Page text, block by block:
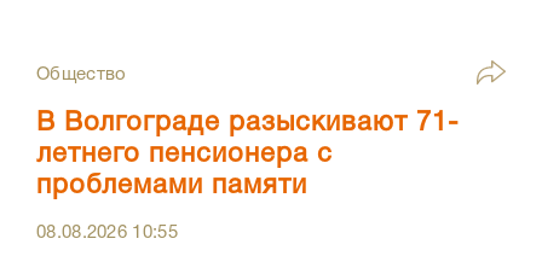
Общество
В Волгограде разыскивают 71-
летнего пенсионера с
проблемами памяти
08.08.2026 10:55